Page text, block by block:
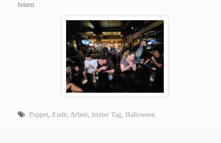
feiern.
Puppet, Ende, Arbeit, letzter Tag, Halloween